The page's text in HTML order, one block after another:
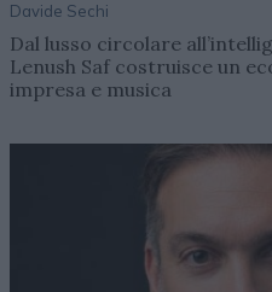
Davide Sechi
Dal lusso circolare
Lenush Saf costruisce un
impresa e musica